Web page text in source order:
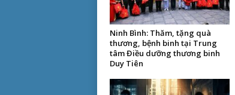
Ninh Bình: Thăm, tặng quà
thương, bệnh binh tại Trung
tâm Điều dưỡng thương binh
Duy Tiên